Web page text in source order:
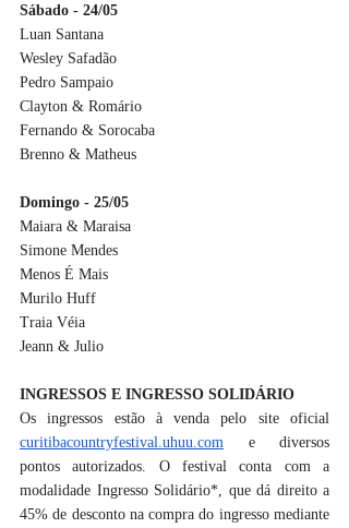
Sábado - 24/05
Luan Santana
Wesley Safadão
Pedro Sampaio
Clayton & Romário
Fernando & Sorocaba
Brenno & Matheus
Domingo - 25/05
Maiara & Maraisa
Simone Mendes
Menos É Mais
Murilo Huff
Traia Véia
Jeann & Julio
INGRESSOS E INGRESSO SOLIDÁRIO
curitibacountryfestival.uhuu.com e diversos
pontos autorizados. O festival conta com a
modalidade Ingresso Solidário*, que dá direito a
45% de desconto na compra do ingresso mediante